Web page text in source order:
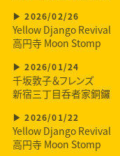
2026/02/26
Yellow Django Revival
高円寺 Moon Stomp
2026/01/24
千坂敦子＆フレンズ
新宿三丁目呑者家銅鑼
2026/01/22
Yellow Django Revival
高円寺 Moon Stomp